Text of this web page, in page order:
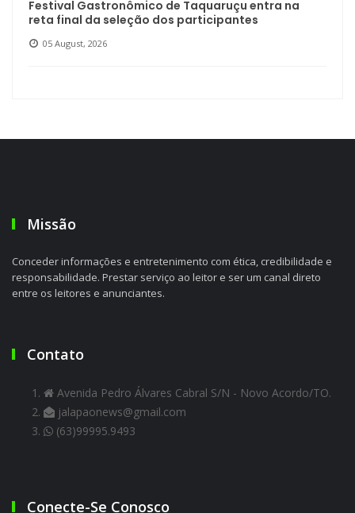
Festival Gastronômico de Taquaruçu entra na
reta final da seleção dos participantes
05 August, 2026
Missão
Conceder informações e entretenimento com ética, credibilidade e
responsabilidade. Prestar serviço ao leitor e ser um canal direto
entre os leitores e anunciantes.
Contato
Avenida Pedro Álvares Cabral S/N - Novo Acordo/TO.
jalapaonews@gmail.com
(63)99995.9493
Conecte-Se Conosco